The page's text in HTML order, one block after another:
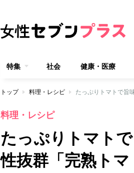
特集 社会 健康・医療
トップ 料理・レシピ
料理・レシピ
たっぷりトマト
性抜群「完熟ト